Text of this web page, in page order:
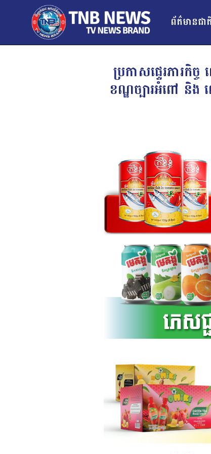
ព័ត៌មានជាតិ
ប្រកាសផ្ទេរភារ
ខណ្ឌច្បារអំពៅ និ